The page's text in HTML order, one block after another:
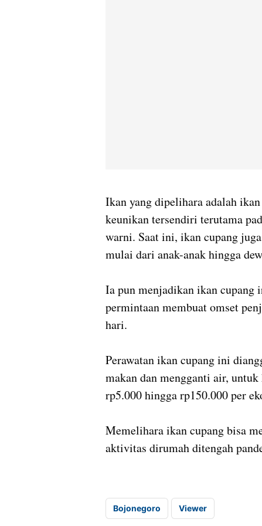
Ikan yang dipelihara adalah
keunikan tersendiri terutama
warni. Saat ini, ikan cupang
mulai dari anak-anak hingga
Ia pun menjadikan ikan cupang
permintaan membuat omset
hari.
Perawatan ikan cupang ini
makan dan mengganti air,
rp5.000 hingga rp150.000 per
Memelihara ikan cupang bisa
aktivitas dirumah ditengah
Bojonegoro Viewer